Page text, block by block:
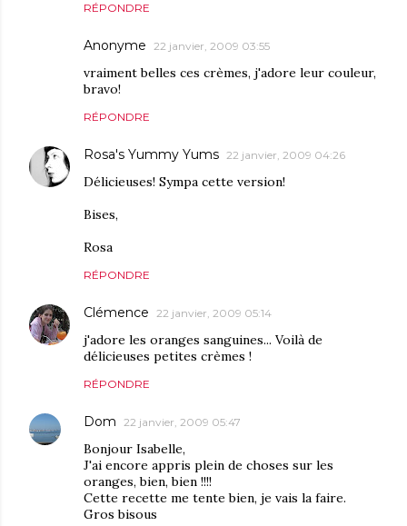
RÉPONDRE
Anonyme 22 janvier, 2009 03:55
vraiment belles ces crèmes, j'adore leur couleur,
bravo!
RÉPONDRE
Rosa's Yummy Yums 22 janvier, 2009 04:26
Délicieuses! Sympa cette version!
Bises,
Rosa
RÉPONDRE
Clémence 22 janvier, 2009 05:14
j'adore les oranges sanguines... Voilà de
délicieuses petites crèmes !
RÉPONDRE
Dom 22 janvier, 2009 05:47
Bonjour Isabelle,
J'ai encore appris plein de choses sur les
oranges, bien, bien !!!!
Cette recette me tente bien, je vais la faire.
Gros bisous